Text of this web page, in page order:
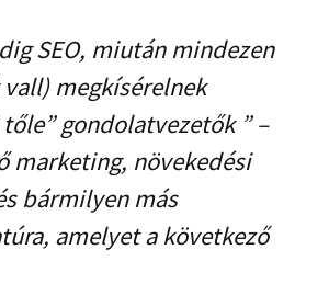
SEO, miután mindezen
megkísérelnek
gondolatvezetők ” –
marketing, növekedési
bármilyen más
amelyet a következő